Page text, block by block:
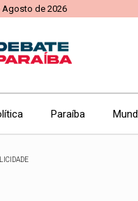
Agosto de 2026
Paraíba